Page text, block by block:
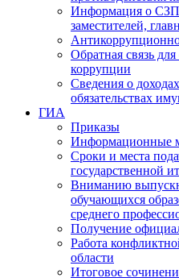
Информация о
заместителей,
Обратная связь
коррупции
Сведения о
обязательствах
ГИА
Приказы
Информационные
Сроки и места
государственной
Вниманию
обучающихся
среднего
Получение
Работа
области
Итоговое